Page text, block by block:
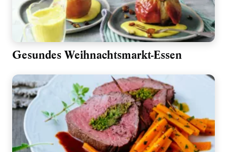
Gesundes Weihnachtsmarkt-Essen